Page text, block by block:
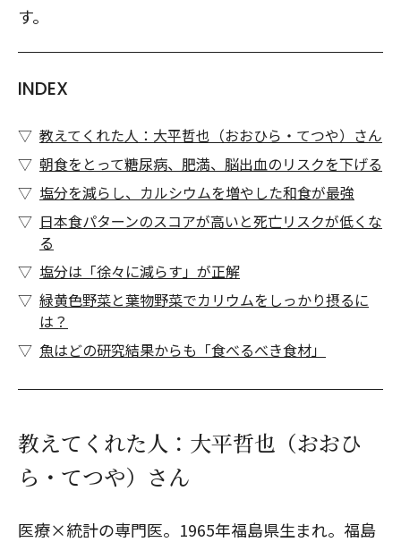
す。
INDEX
教えてくれた人：大平哲也（おおひら・てつや）さん
朝食をとって糖尿病、肥満、脳出血のリスクを下げる
塩分を減らし、カルシウムを増やした和食が最強
日本食パターンのスコアが高いと死亡リスクが低くな
る
塩分は「徐々に減らす」が正解
緑黄色野菜と葉物野菜でカリウムをしっかり摂るに
は？
魚はどの研究結果からも「食べるべき食材」
教えてくれた人：大平哲也（おおひ
ら・てつや）さん
医療×統計の専門医。1965年福島県生まれ。福島